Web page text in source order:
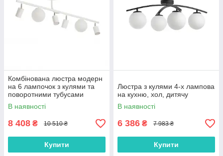
Комбінована люстра модерн
на 6 лампочок з кулями та
поворотними тубусами
В наявності
8 408 ₴ 10 510 ₴
Купити
Люстра з кулями 4-х лампова
на кухню, хол, дитячу
В наявності
6 386 ₴ 7 983 ₴
Купити